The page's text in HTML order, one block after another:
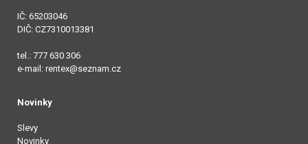
IČ: 65203046
DIČ: CZ7310013381
tel.: 777 630 306
e-mail: rentex@seznam.cz
Novinky
Slevy
Novinky